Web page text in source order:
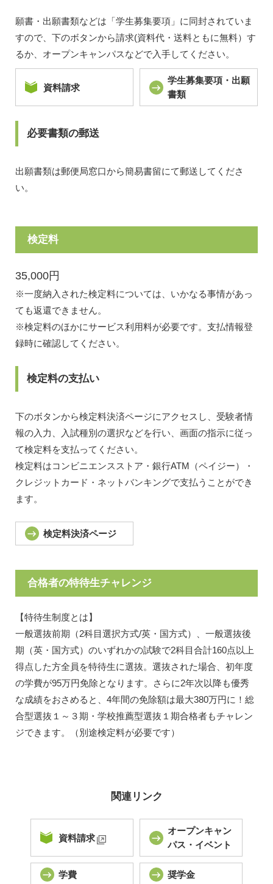
願書・出願書類などは「学生募集要項」に同封されていま
すので、下のボタンから請求(資料代・送料ともに無料）す
るか、オープンキャンパスなどで入手してください。
資料請求
学生募集要項・出願
書類
必要書類の郵送
出願書類は郵便局窓口から簡易書留にて郵送してくださ
い。
検定料
35,000円
※一度納入された検定料については、いかなる事情があっ
ても返還できません。
※検定料のほかにサービス利用料が必要です。支払情報登
録時に確認してください。
検定料の支払い
下のボタンから検定料決済ページにアクセスし、受験者情
報の入力、入試種別の選択などを行い、画面の指示に従っ
て検定料を支払ってください。
検定料はコンビニエンスストア・銀行ATM（ペイジー）・
クレジットカード・ネットバンキングで支払うことができ
ます。
検定料決済ページ
合格者の特待生チャレンジ
【特待生制度とは】
一般選抜前期（2科目選択方式/英・国方式）、一般選抜後
期（英・国方式）のいずれかの試験で2科目合計160点以上
得点した方全員を特待生に選抜。選抜された場合、初年度
の学費が95万円免除となります。さらに2年次以降も優秀
な成績をおさめると、4年間の免除額は最大380万円に！総
合型選抜１～３期・学校推薦型選抜１期合格者もチャレン
ジできます。（別途検定料が必要です）
関連リンク
資料請求
オープンキャン
パス・イベント
学費 奨学金